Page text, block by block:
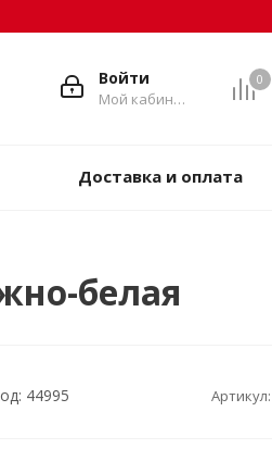
0
Войти
Мой кабинет
Доставка и оплата
белая
44995 Артикул: